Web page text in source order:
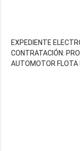
EXPEDIENTE
CONTRATACIÓN:
AUTOMOTOR FLOTA